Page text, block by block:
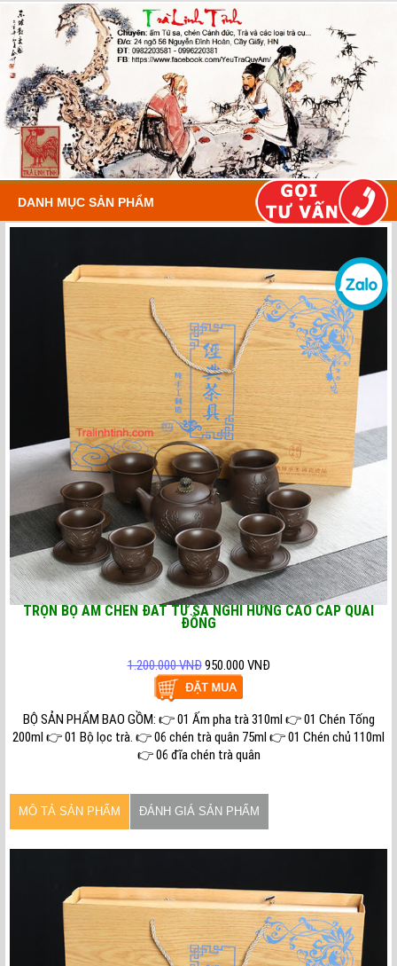
DANH MỤC SẢN PHẨM
TRỌN BỘ ẤM CHÉN ĐẤT TỬ SA NGHI HƯNG CAO CẤP QUAI
ĐỒNG
1.200.000 VNĐ950.000 VNĐ
BỘ SẢN PHẨM BAO GỒM: 👉 01 Ấm pha trà 310ml 👉 01 Chén Tống
200ml 👉 01 Bộ lọc trà. 👉 06 chén trà quân 75ml 👉 01 Chén chủ 110ml
👉 06 đĩa chén trà quân
MÔ TẢ SẢN PHẨM ĐÁNH GIÁ SẢN PHẨM